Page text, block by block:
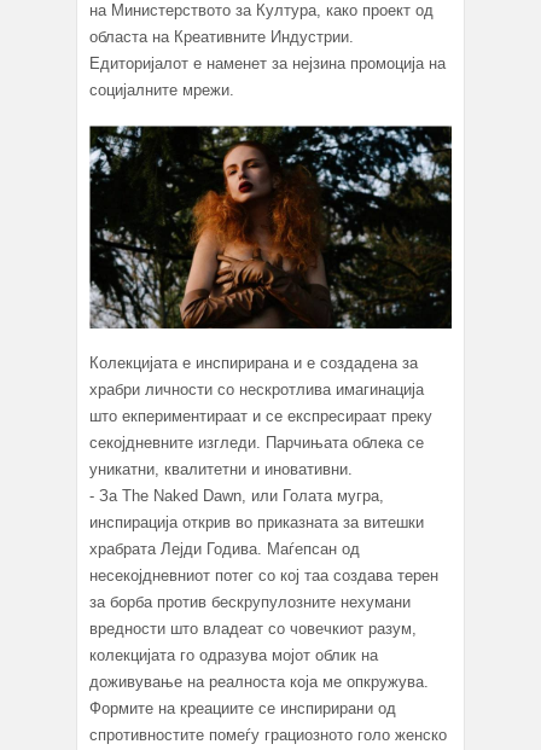
на Министерството за Култура, како проект од
областа на Креативните Индустрии.
Едиторијалот е наменет за нејзина промоција на
социјалните мрежи.
Колекцијата е инспирирана и е создадена за
храбри личности со нескротлива имагинација
што екпериментираат и се експресираат преку
секојдневните изгледи. Парчињата облека се
уникатни, квалитетни и иновативни.
- За The Naked Dawn, или Голата мугра,
инспирација открив во приказната за витешки
храбрата Лејди Годива. Маѓепсан од
несекојдневниот потег со кој таа создава терен
за борба против бескрупулозните нехумани
вредности што владеат со човечкиот разум,
колекцијата го одразува мојот облик на
доживување на реалноста која ме опкружува.
Формите на креациите се инспирирани од
спротивностите помеѓу грациозното голо женско